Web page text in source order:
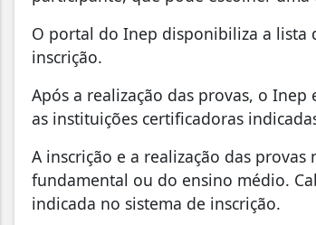
O portal do Inep disponibiliza a lista
inscrição.
Após a realização das provas, o
as instituições certificadoras
A inscrição e a realização das
fundamental ou do ensino médio.
indicada no sistema de inscrição.